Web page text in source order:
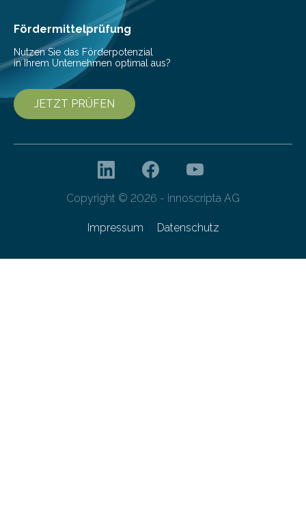
haben nun gezeigt, dass viele…
Fördermittelprüfung
Nutzen Sie das Förderpotenzial
in Ihrem Unternehmen optimal aus?
JETZT PRÜFEN
Copyright © 2026 - innoscripta AG
Impressum Datenschutz